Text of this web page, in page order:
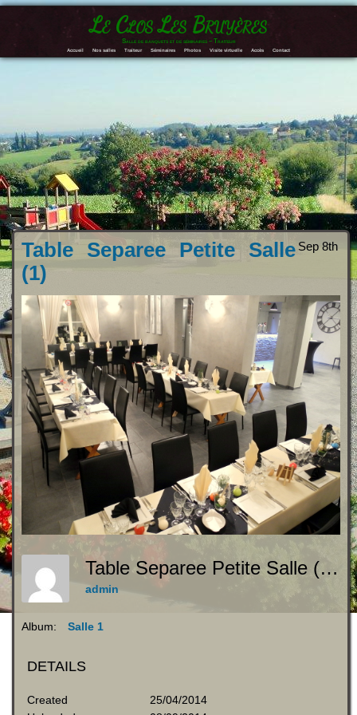
Le Clos Les Bruyères
Salle de banquets et de séminaires – Traiteur
Accueil Nos salles Traiteur Séminaires Photos Visite virtuelle Accès Contact
Sep 8th
Table Separee Petite Salle
(1)
Table Separee Petite Salle (1)
admin
Album: Salle 1
DETAILS
Created
25/04/2014